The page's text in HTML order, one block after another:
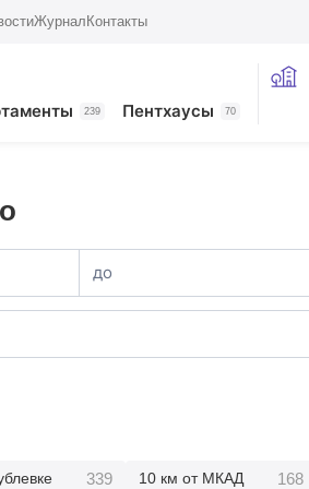
Журнал Контакты
239 Пентхаусы 70
до
339 10 км от МКАД 168